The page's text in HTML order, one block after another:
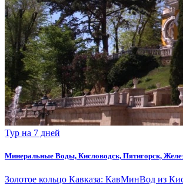
Тур на 7 дней
Минеральные Воды, Кисловодск, Пятигорск,
Золотое кольцо Кавказа: КавМинВод из